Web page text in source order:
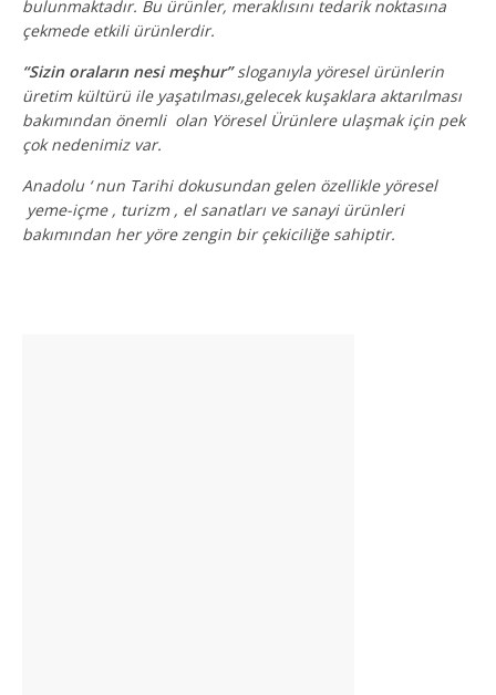
bulunmaktadır. Bu ürünler, meraklısını tedarik noktasına
çekmede etkili ürünlerdir.
“Sizin oraların nesi meşhur”sloganıyla yöresel ürünlerin
üretim kültürü ile yaşatılması,gelecek kuşaklara aktarılması
bakımından önemli olan Yöresel Ürünlere ulaşmak için pek
çok nedenimiz var.
Anadolu ‘ nun Tarihi dokusundan gelen özellikle yöresel
yeme-içme , turizm , el sanatları ve sanayi ürünleri
bakımından her yöre zengin bir çekiciliğe sahiptir.